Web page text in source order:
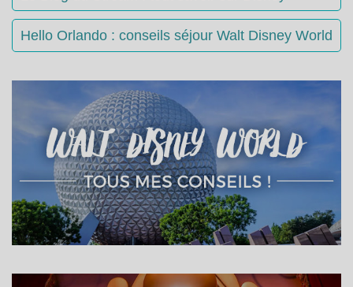
Hello Orlando : conseils séjour Walt Disney World